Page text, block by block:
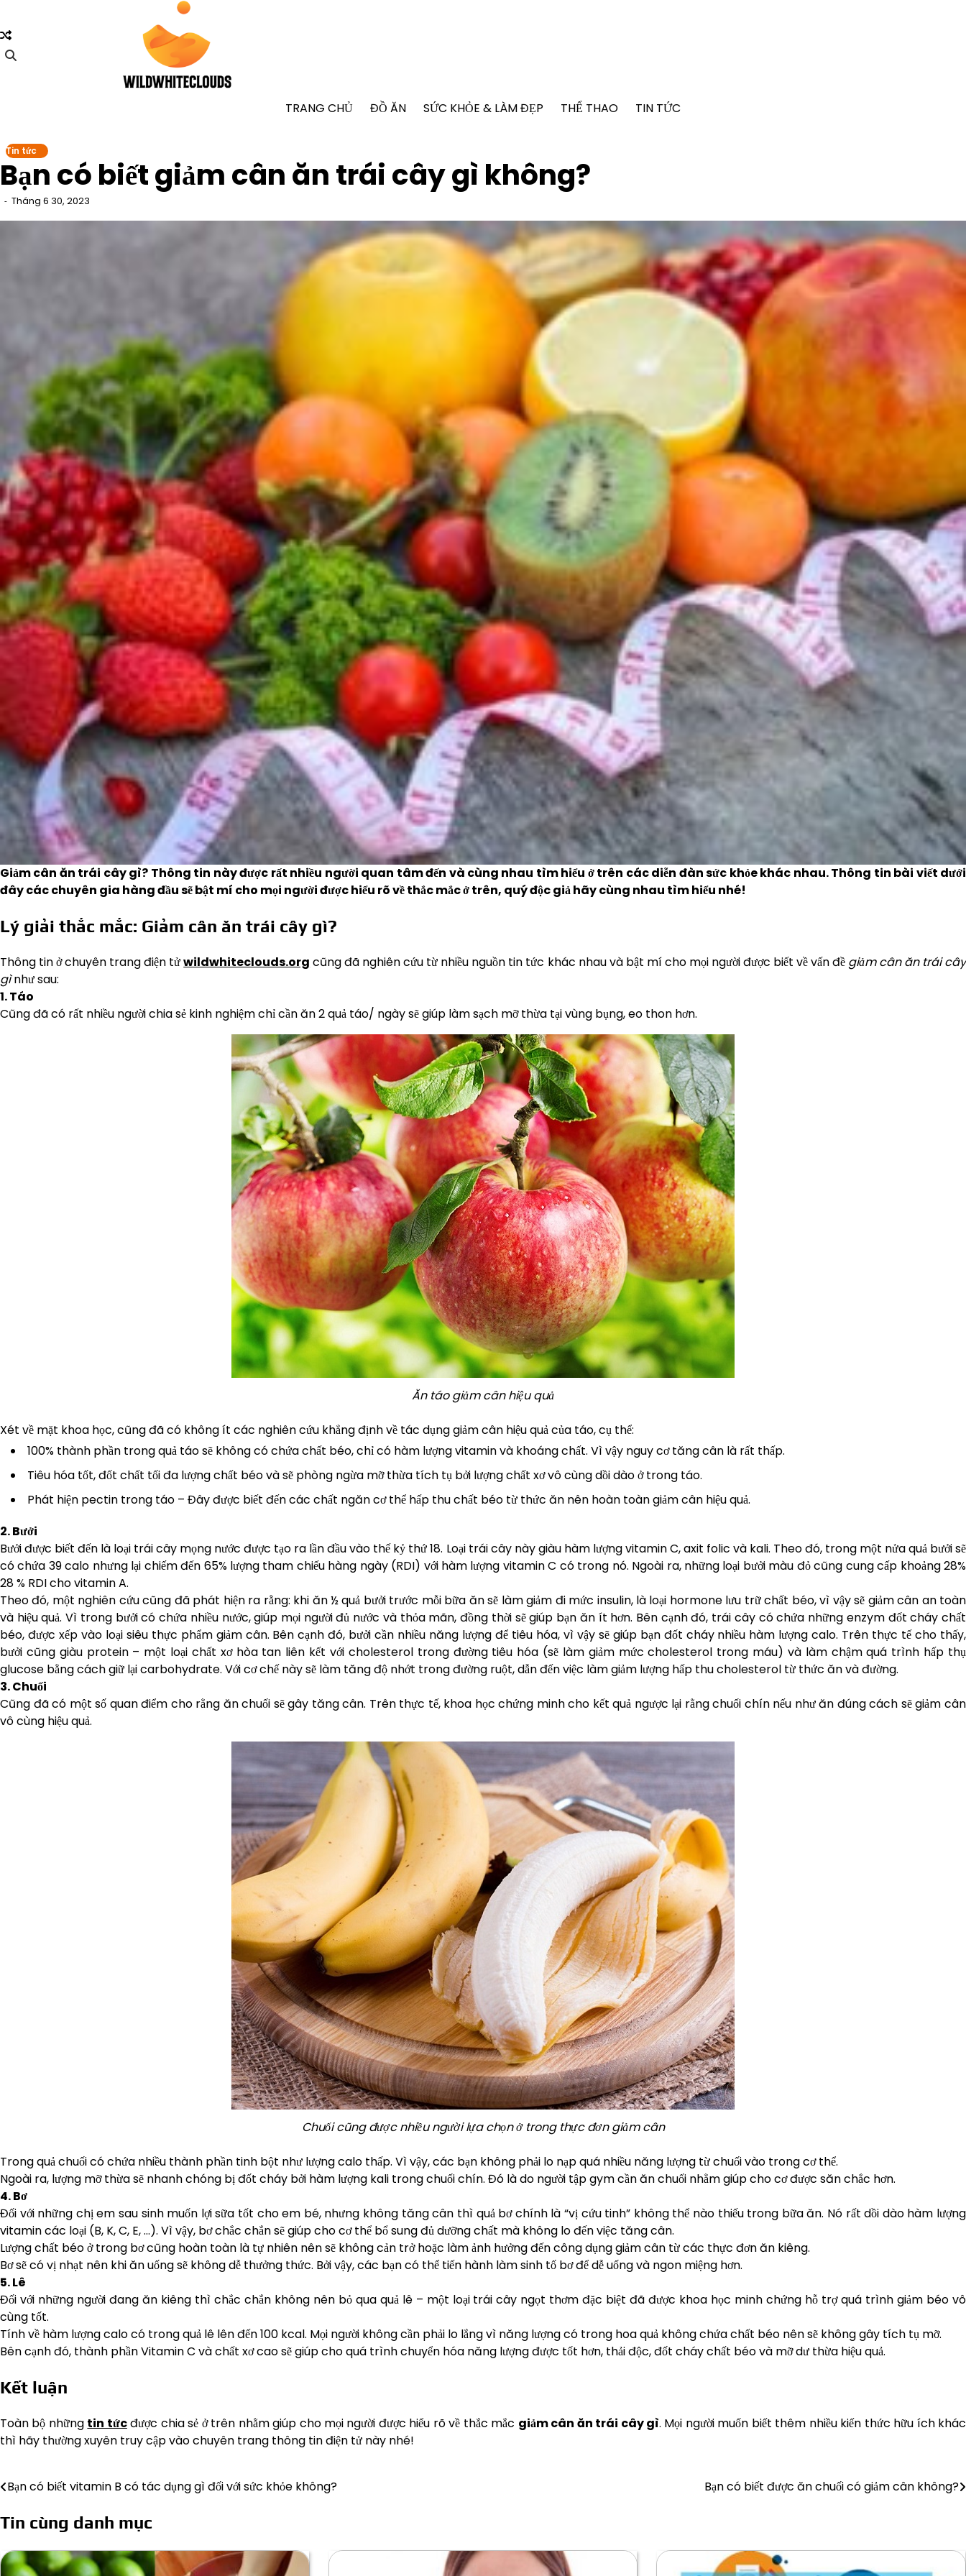
content
TRANG CHỦ ĐỒ ĂN SỨC KHỎE & LÀM ĐẸP THỂ THAO TIN TỨC
Tin tức
Bạn có biết giảm cân ăn trái cây gì không?
Tháng 6 30, 2023
Giảm cân ăn trái cây gì? Thông tin này được rất nhiều người quan tâm đến và cùng nhau tìm hiểu ở trên các diễn đàn sức khỏe khác nhau. Thông tin bài viết dưới
đây các chuyên gia hàng đầu sẽ bật mí cho mọi người được hiểu rõ về thắc mắc ở trên, quý độc giả hãy cùng nhau tìm hiểu nhé!
Lý giải thắc mắc: Giảm cân ăn trái cây gì?
Thông tin ở chuyên trang điện tửwildwhiteclouds.org cũng đã nghiên cứu từ nhiều nguồn tin tức khác nhau và bật mí cho mọi người được biết về vấn đề giảm cân ăn trái cây
gìnhư sau:
1. Táo
Cũng đã có rất nhiều người chia sẻ kinh nghiệm chỉ cần ăn 2 quả táo/ ngày sẽ giúp làm sạch mỡ thừa tại vùng bụng, eo thon hơn.
Ăn táo giảm cân hiệu quả
Xét về mặt khoa học, cũng đã có không ít các nghiên cứu khẳng định về tác dụng giảm cân hiệu quả của táo, cụ thể:
100% thành phần trong quả táo sẽ không có chứa chất béo, chỉ có hàm lượng vitamin và khoáng chất. Vì vậy nguy cơ tăng cân là rất thấp.
Tiêu hóa tốt, đốt chất tối đa lượng chất béo và sẽ phòng ngừa mỡ thừa tích tụ bởi lượng chất xơ vô cùng dồi dào ở trong táo.
Phát hiện pectin trong táo – Đây được biết đến các chất ngăn cơ thể hấp thu chất béo từ thức ăn nên hoàn toàn giảm cân hiệu quả.
2. Bưởi
Bưởi được biết đến là loại trái cây mọng nước được tạo ra lần đầu vào thế kỷ thứ 18. Loại trái cây này giàu hàm lượng vitamin C, axit folic và kali. Theo đó, trong một nửa quả bưởi sẽ
có chứa 39 calo nhưng lại chiếm đến 65% lượng tham chiếu hàng ngày (RDI) với hàm lượng vitamin C có trong nó. Ngoài ra, những loại bưởi màu đỏ cũng cung cấp khoảng 28%
28 % RDI cho vitamin A.
Theo đó, một nghiên cứu cũng đã phát hiện ra rằng: khi ăn ½ quả bưởi trước mỗi bữa ăn sẽ làm giảm đi mức insulin, là loại hormone lưu trữ chất béo, vì vậy sẽ giảm cân an toàn
và hiệu quả. Vì trong bưởi có chứa nhiều nước, giúp mọi người đủ nước và thỏa mãn, đồng thời sẽ giúp bạn ăn ít hơn. Bên cạnh đó, trái cây có chứa những enzym đốt cháy chất
béo, được xếp vào loại siêu thực phẩm giảm cân. Bên cạnh đó, bưởi cần nhiều năng lượng để tiêu hóa, vì vậy sẽ giúp bạn đốt cháy nhiều hàm lượng calo. Trên thực tế cho thấy,
bưởi cũng giàu protein – một loại chất xơ hòa tan liên kết với cholesterol trong đường tiêu hóa (sẽ làm giảm mức cholesterol trong máu) và làm chậm quá trình hấp thụ
glucose bằng cách giữ lại carbohydrate. Với cơ chế này sẽ làm tăng độ nhớt trong đường ruột, dẫn đến việc làm giảm lượng hấp thu cholesterol từ thức ăn và đường.
3. Chuối
Cũng đã có một số quan điểm cho rằng ăn chuối sẽ gây tăng cân. Trên thực tế, khoa học chứng minh cho kết quả ngược lại rằng chuối chín nếu như ăn đúng cách sẽ giảm cân
vô cùng hiệu quả.
Chuối cũng được nhiều người lựa chọn ở trong thực đơn giảm cân
Trong quả chuối có chứa nhiều thành phần tinh bột như lượng calo thấp. Vì vậy, các bạn không phải lo nạp quá nhiều năng lượng từ chuối vào trong cơ thể.
Ngoài ra, lượng mỡ thừa sẽ nhanh chóng bị đốt cháy bởi hàm lượng kali trong chuối chín. Đó là do người tập gym cần ăn chuối nhằm giúp cho cơ được săn chắc hơn.
4. Bơ
Đối với những chị em sau sinh muốn lợi sữa tốt cho em bé, nhưng không tăng cân thì quả bơ chính là “vị cứu tinh” không thể nào thiếu trong bữa ăn. Nó rất dồi dào hàm lượng
vitamin các loại (B, K, C, E, …). Vì vậy, bơ chắc chắn sẽ giúp cho cơ thể bổ sung đủ dưỡng chất mà không lo đến việc tăng cân.
Lượng chất béo ở trong bơ cũng hoàn toàn là tự nhiên nên sẽ không cản trở hoặc làm ảnh hưởng đến công dụng giảm cân từ các thực đơn ăn kiêng.
Bơ sẽ có vị nhạt nên khi ăn uống sẽ không dễ thưởng thức. Bởi vậy, các bạn có thể tiến hành làm sinh tố bơ để dễ uống và ngon miệng hơn.
5. Lê
Đối với những người đang ăn kiêng thì chắc chắn không nên bỏ qua quả lê – một loại trái cây ngọt thơm đặc biệt đã được khoa học minh chứng hỗ trợ quá trình giảm béo vô
cùng tốt.
Tính về hàm lượng calo có trong quả lê lên đến 100 kcal. Mọi người không cần phải lo lắng vì năng lượng có trong hoa quả không chứa chất béo nên sẽ không gây tích tụ mỡ.
Bên cạnh đó, thành phần Vitamin C và chất xơ cao sẽ giúp cho quá trình chuyển hóa năng lượng được tốt hơn, thải độc, đốt cháy chất béo và mỡ dư thừa hiệu quả.
Kết luận
Toàn bộ những tin tứcđược chia sẻ ở trên nhằm giúp cho mọi người được hiểu rõ về thắc mắc giảm cân ăn trái cây gì. Mọi người muốn biết thêm nhiều kiến thức hữu ích khác
thì hãy thường xuyên truy cập vào chuyên trang thông tin điện tử này nhé!
Điều
hướng
viết
Bạn có biết vitamin B có tác dụng gì đối với sức khỏe không? Bạn có biết được ăn chuối có giảm cân không?
Tin cùng danh mục